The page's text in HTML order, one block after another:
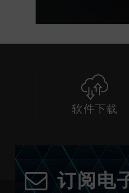
软件下载
订阅电